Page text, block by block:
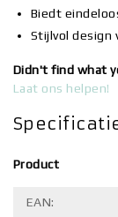
Biedt
Stijlvol design
Didn't find what
Laat ons helpen!
Product
EAN: